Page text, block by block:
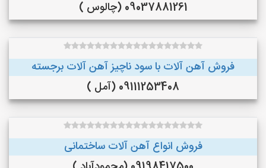
09037881261 (چالوس )
فروش آهن آلات با سود ناچیز آهن آلات برجسته
09111253408 (آمل )
فروش انواع آهن آلات ساختمانی